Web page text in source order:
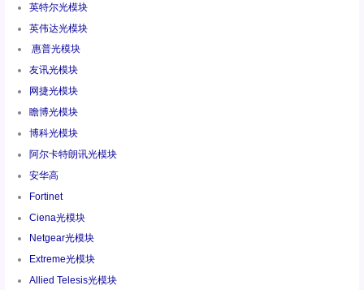
英特尔光模块
英伟达光模块
惠普光模块
友讯光模块
网捷光模块
瞻博光模块
博科光模块
阿尔卡特朗讯光模块
安华高
Fortinet
Ciena光模块
Netgear光模块
Extreme光模块
Allied Telesis光模块